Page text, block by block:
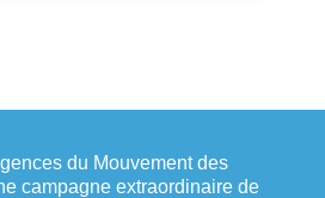
du Mouvement des
campagne extraordinaire de